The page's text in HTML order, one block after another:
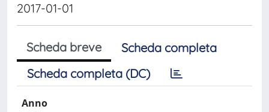
2017-01-01
Scheda breve
Scheda completa
Scheda completa (DC)
Anno